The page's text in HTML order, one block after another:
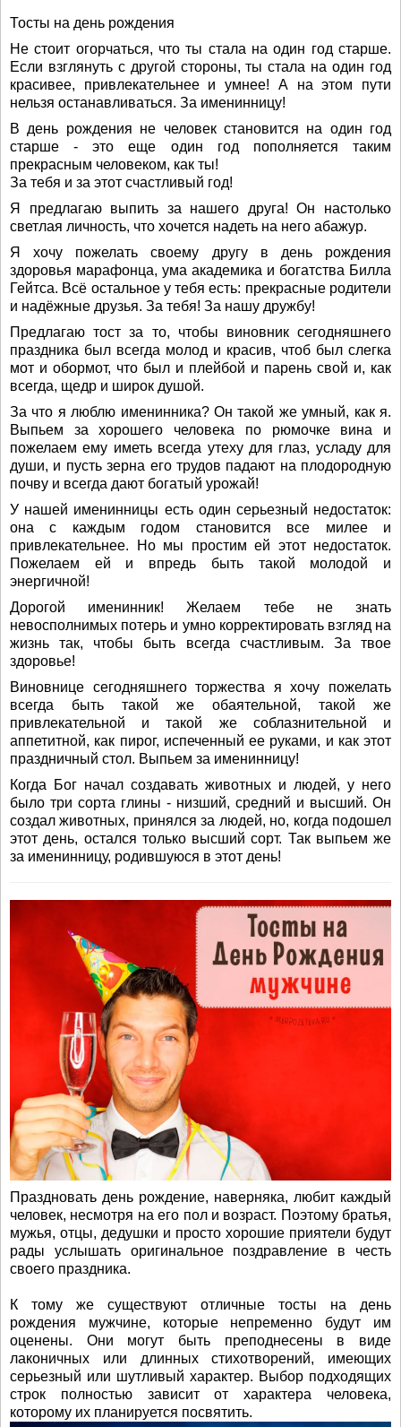
Тосты на день рождения
Не стоит огорчаться, что ты стала на один год старше.
Если взглянуть с другой стороны, ты стала на один год
красивее, привлекательнее и умнее! А на этом пути
нельзя останавливаться. За именинницу!
В день рождения не человек становится на один год
старше - это еще один год пополняется таким
прекрасным человеком, как ты!
За тебя и за этот счастливый год!
Я предлагаю выпить за нашего друга! Он настолько
светлая личность, что хочется надеть на него абажур.
Я хочу пожелать своему другу в день рождения
здоровья марафонца, ума академика и богатства Билла
Гейтса. Всё остальное у тебя есть: прекрасные родители
и надёжные друзья. За тебя! За нашу дружбу!
Предлагаю тост за то, чтобы виновник сегодняшнего
праздника был всегда молод и красив, чтоб был слегка
мот и обормот, что был и плейбой и парень свой и, как
всегда, щедр и широк душой.
За что я люблю именинника? Он такой же умный, как я.
Выпьем за хорошего человека по рюмочке вина и
пожелаем ему иметь всегда утеху для глаз, усладу для
души, и пусть зерна его трудов падают на плодородную
почву и всегда дают богатый урожай!
У нашей именинницы есть один серьезный недостаток:
она с каждым годом становится все милее и
привлекательнее. Но мы простим ей этот недостаток.
Пожелаем ей и впредь быть такой молодой и
энергичной!
Дорогой именинник! Желаем тебе не знать
невосполнимых потерь и умно корректировать взгляд на
жизнь так, чтобы быть всегда счастливым. За твое
здоровье!
Виновнице сегодняшнего торжества я хочу пожелать
всегда быть такой же обаятельной, такой же
привлекательной и такой же соблазнительной и
аппетитной, как пирог, испеченный ее руками, и как этот
праздничный стол. Выпьем за именинницу!
Когда Бог начал создавать животных и людей, у него
было три сорта глины - низший, средний и высший. Он
создал животных, принялся за людей, но, когда подошел
этот день, остался только высший сорт. Так выпьем же
за именинницу, родившуюся в этот день!
Праздновать день рождение, наверняка, любит каждый
человек, несмотря на его пол и возраст. Поэтому братья,
мужья, отцы, дедушки и просто хорошие приятели будут
рады услышать оригинальное поздравление в честь
своего праздника.
К тому же существуют отличные тосты на день
рождения мужчине, которые непременно будут им
оценены. Они могут быть преподнесены в виде
лаконичных или длинных стихотворений, имеющих
серьезный или шутливый характер. Выбор подходящих
строк полностью зависит от характера человека,
которому их планируется посвятить.